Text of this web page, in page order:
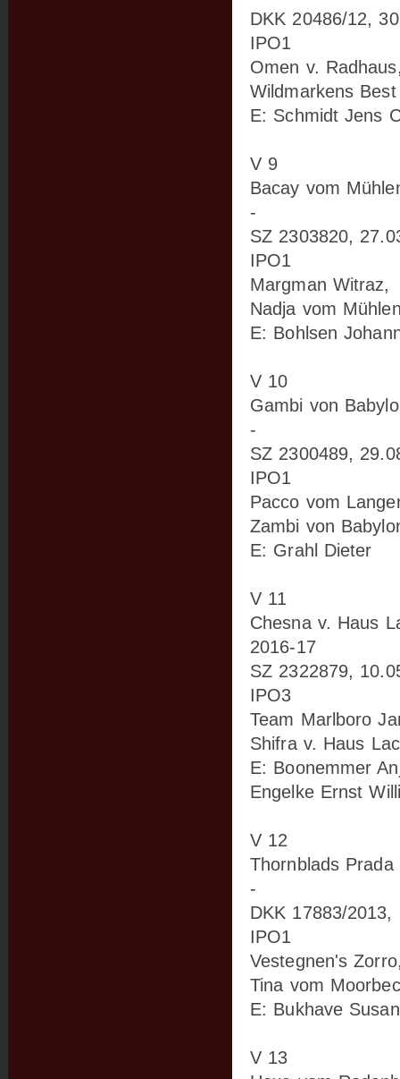
DKK 20486/12,
IPO1
Omen v.
Wildmarkens
E: Schmidt Jens
V 9
Bacay vom
-
SZ 2303820,
IPO1
Margman Witraz,
Nadja vom
E: Bohlsen
V 10
Gambi von
-
SZ 2300489,
IPO1
Pacco vom
Zambi von
E: Grahl Dieter
V 11
Chesna v. Haus
2016-17
SZ 2322879,
IPO3
Team Marlboro
Shifra v. Haus
E: Boonemmer
Engelke Ernst Willi
V 12
Thornblads Prada
-
DKK 17883/2013,
IPO1
Vestegnen's
Tina vom
E: Bukhave
V 13